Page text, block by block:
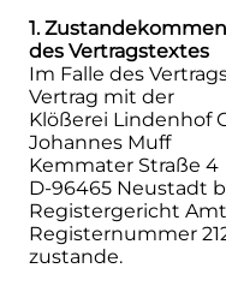
1.
des Vertragstextes
Im Falle des
Vertrag mit der
Klößerei Lindenhof
Johannes Muff
Kemmater Straße 4
D-96465 Neustadt
Registergericht
Registernummer
zustande.